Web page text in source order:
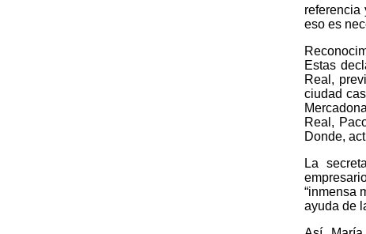
referencia
eso es
Estas
Real,
ciudad
Real,
Donde,
La
“inmensa
ayuda de